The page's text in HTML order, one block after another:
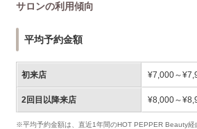
サロンの利用傾向
平均予約金額
初来店 ¥7,000～
2回目以降来店 ¥8,000～
※平均予約金額は、直近1年間のHOT PEPPER Beauty経